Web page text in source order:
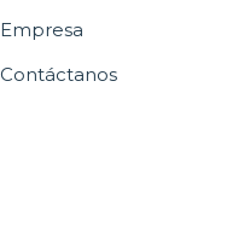
Empresa
Contáctanos